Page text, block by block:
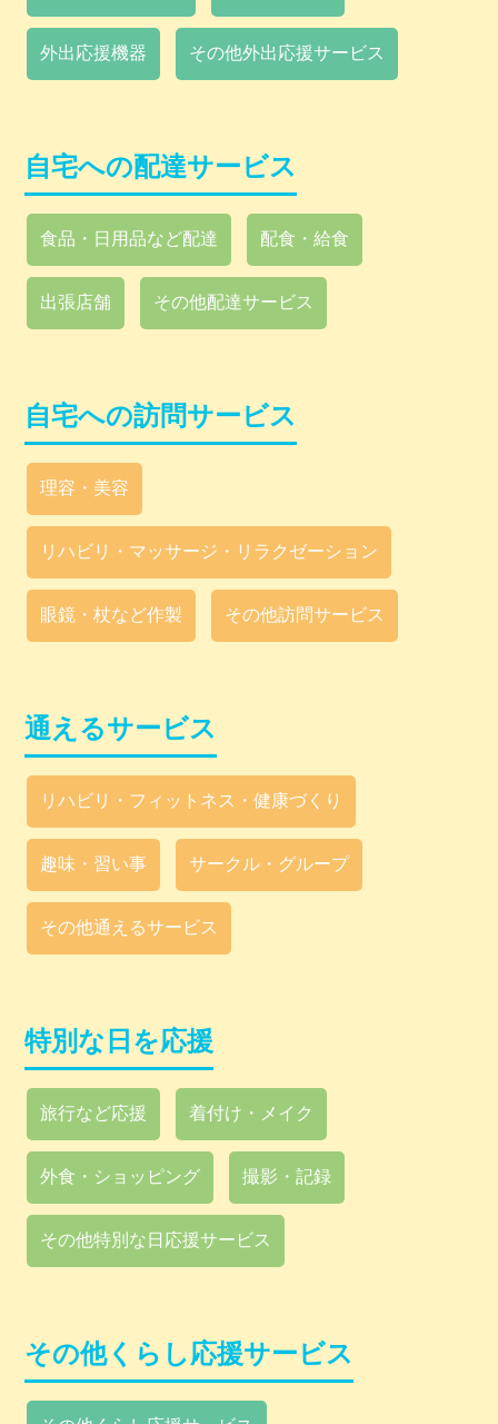
外出応援機器 その他外出応援サービス
自宅への配達サービス
食品・日用品など配達 配食・給食
出張店舗 その他配達サービス
自宅への訪問サービス
理容・美容
リハビリ・マッサージ・リラクゼーション
眼鏡・杖など作製 その他訪問サービス
通えるサービス
リハビリ・フィットネス・健康づくり
趣味・習い事 サークル・グループ
その他通えるサービス
特別な日を応援
旅行など応援 着付け・メイク
外食・ショッピング 撮影・記録
その他特別な日応援サービス
その他くらし応援サービス